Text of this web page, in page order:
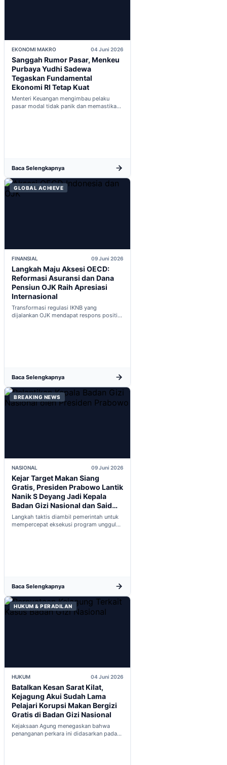
EKONOMI MAKRO 04 Juni 2026
Sanggah Rumor Pasar, Menkeu
Purbaya Yudhi Sadewa
Tegaskan Fundamental
Ekonomi RI Tetap Kuat
Menteri Keuangan mengimbau pelaku
pasar modal tidak panik dan memastikan
Baca Selengkapnya
GLOBAL ACHIEVE
FINANSIAL 09 Juni 2026
Langkah Maju Aksesi OECD:
Reformasi Asuransi dan Dana
Pensiun OJK Raih Apresiasi
Internasional
Transformasi regulasi IKNB yang
dijalankan OJK mendapat respons positif
Baca Selengkapnya
BREAKING NEWS
NASIONAL 09 Juni 2026
Kejar Target Makan Siang
Gratis, Presiden Prabowo Lantik
Nanik S Deyang Jadi Kepala
Badan Gizi Nasional dan Said
Iqbal PKP Buruh
Langkah taktis diambil pemerintah untuk
mempercepat eksekusi program unggulan
Baca Selengkapnya
HUKUM & PERADILAN
HUKUM 04 Juni 2026
Batalkan Kesan Sarat Kilat,
Kejagung Akui Sudah Lama
Pelajari Korupsi Makan Bergizi
Gratis di Badan Gizi Nasional
Kejaksaan Agung menegaskan bahwa
penanganan perkara ini didasarkan pada